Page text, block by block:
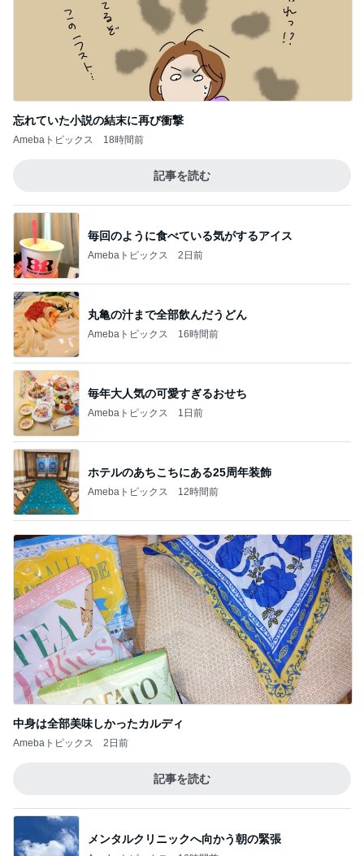
忘れていた小説の結末に再び衝撃
Amebaトピックス 18時間前
記事を読む
毎回のように食べている気がするアイス
Amebaトピックス 2日前
丸亀の汁まで全部飲んだうどん
Amebaトピックス 16時間前
毎年大人気の可愛すぎるおせち
Amebaトピックス 1日前
ホテルのあちこちにある25周年装飾
Amebaトピックス 12時間前
中身は全部美味しかったカルディ
Amebaトピックス 2日前
記事を読む
メンタルクリニックへ向かう朝の緊張